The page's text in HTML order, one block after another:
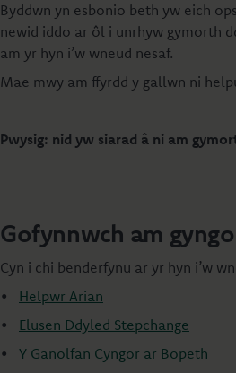
Byddwn yn esbonio beth yw eich
newid iddo ar ôl i unrhyw gymorth
am yr hyn i’w wneud nesaf.
Mae mwy am ffyrdd y gallwn ni
Pwysig: nid yw siarad â ni am
Gofynnwch am
Cyn i chi benderfynu ar yr hyn i’w
• Helpwr Arian
• Elusen Ddyled Stepchange
• Y Ganolfan Cyngor ar Bopeth